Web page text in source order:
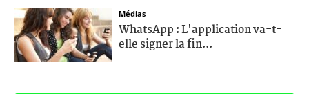
Médias
WhatsApp : L'application va-t-
elle signer la fin...